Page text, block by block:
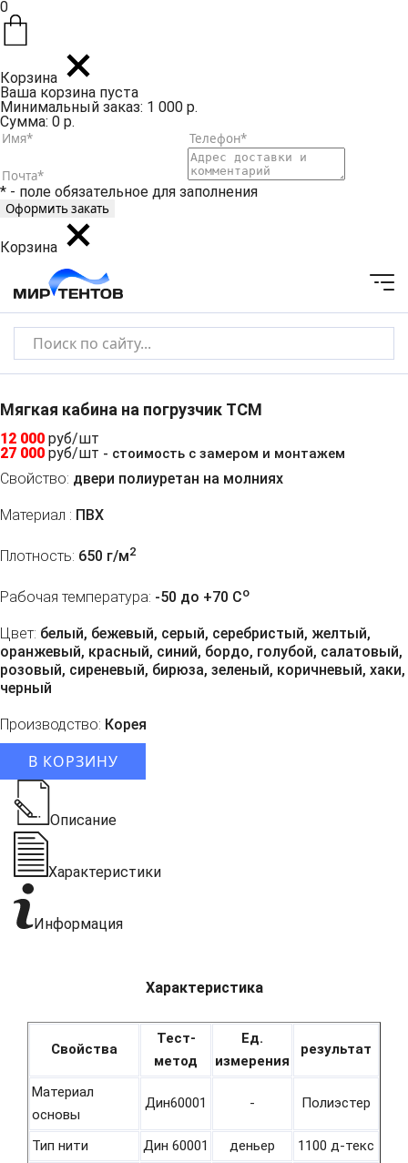
0
Корзина
Ваша корзина пуста
Минимальный заказ: 1 000 р.
Сумма: 0 р.
* - поле обязательное для заполнения
Корзина
Мягкая кабина на погрузчик TCM
12 000 руб/шт
27 000 руб/шт - стоимость с замером и монтажем
Свойство: двери полиуретан на молниях
Материал : ПВХ
Плотность: 650 г/м2
Рабочая температура: -50 до +70 Co
Цвет: белый, бежевый, серый, серебристый, желтый,
оранжевый, красный, синий, бордо, голубой, салатовый,
розовый, сиреневый, бирюза, зеленый, коричневый, хаки,
черный
Производство: Корея
В КОРЗИНУ
Описание
Характеристики
Информация
Характеристика
Свойства
Тест-
метод
Ед.
измерения
результат
Материал
основы
Дин60001 - Полиэстер
Тип нити Дин 60001 деньер 1100 д-текс